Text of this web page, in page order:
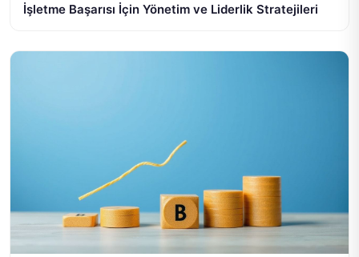
İşletme Başarısı İçin Yönetim ve Liderlik Stratejileri